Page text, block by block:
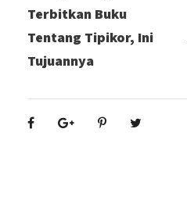
Terbitkan Buku
Tentang Tipikor, Ini
Tujuannya